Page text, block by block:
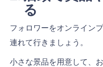
る
フォロワーをオンライン
連れて行きましょう。
小さな景品を用意して、